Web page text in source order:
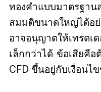
ทองคำแบบมาตรฐาน
สมมติขนาดใหญ่ได้อ
อาจอนุญาตให้เทรดเ
เล็กกว่าได้ ข้อเสียคื
CFD ขึ้นอยู่กับเงื่อนไ